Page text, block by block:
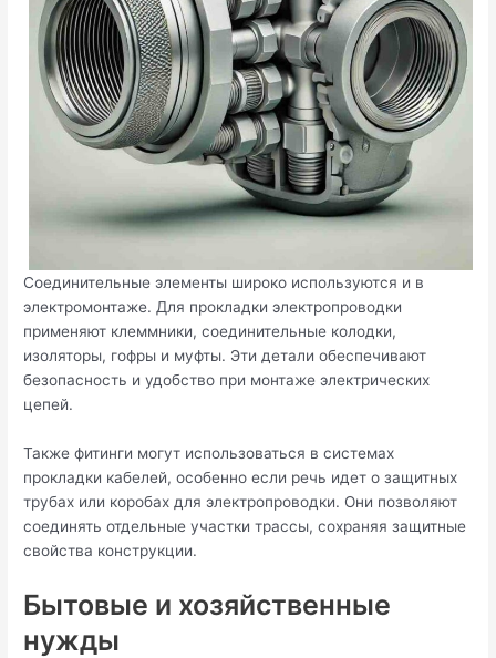
Соединительные элементы широко используются и в
электромонтаже. Для прокладки электропроводки
применяют клеммники, соединительные колодки,
изоляторы, гофры и муфты. Эти детали обеспечивают
безопасность и удобство при монтаже электрических
цепей.
Также фитинги могут использоваться в системах
прокладки кабелей, особенно если речь идет о защитных
трубах или коробах для электропроводки. Они позволяют
соединять отдельные участки трассы, сохраняя защитные
свойства конструкции.
Бытовые и хозяйственные
нужды